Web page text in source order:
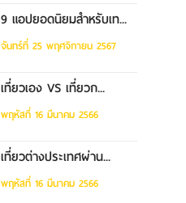
9 แอปยอดนิยมสำหรับเท...
จันทร์ที่ 25 พฤศจิกายน 2567
เที่ยวเอง VS เที่ยวก...
พฤหัสที่ 16 มีนาคม 2566
เที่ยวต่างประเทศผ่าน...
พฤหัสที่ 16 มีนาคม 2566